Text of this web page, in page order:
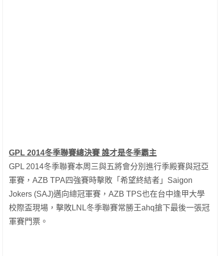
GPL 2014冬季聯賽總決賽 誰才是冬季霸主
GPL 2014冬季聯賽本周三與五將會分別進行季殿賽與冠亞
軍賽，AZB TPA四強賽時擊敗「希望終結者」Saigon
Jokers (SAJ)邁向總冠軍賽，AZB TPS也在台中逢甲大學
校際盃現場，擊敗LNL冬季聯賽常勝王ahq搶下最後一張冠
軍賽門票。